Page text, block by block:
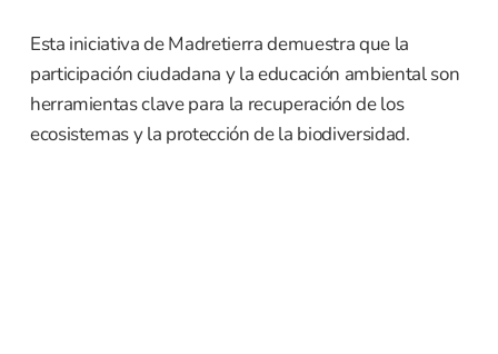
Esta iniciativa de Madretierra demuestra que la
participación ciudadana y la educación ambiental son
herramientas clave para la recuperación de los
ecosistemas y la protección de la biodiversidad.